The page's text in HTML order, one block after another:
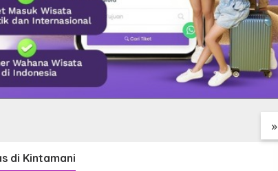
»
GLASS
HIDDEN GEM
Desa Penglipuran Surga
Tradisional di Bangli yang
di Kintamani